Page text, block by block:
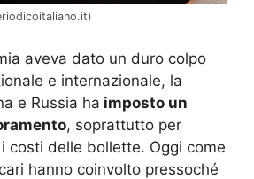
aveva dato un duro colpo
e internazionale, la
e Russia ha imposto un
, soprattutto per
costi delle bollette. Oggi come
hanno coinvolto pressoché